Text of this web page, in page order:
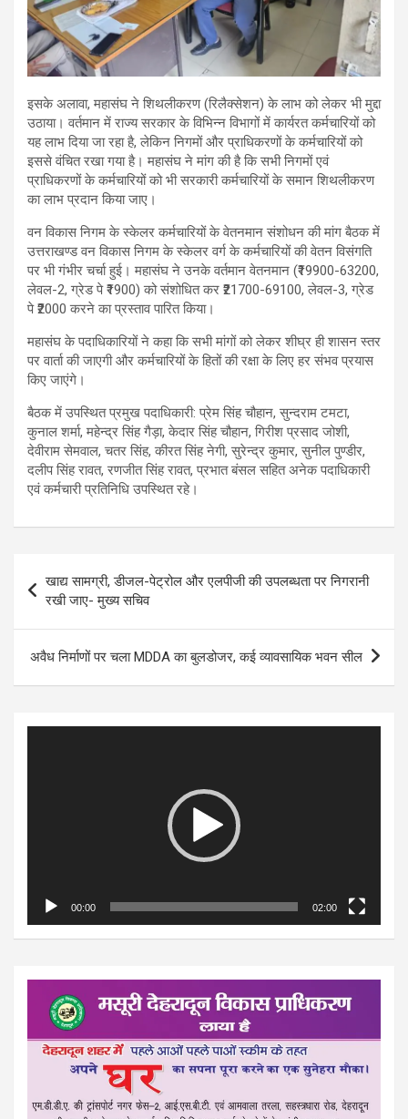
इसके अलावा, महासंघ ने शिथलीकरण (रिलैक्सेशन) के लाभ को लेकर भी मुद्दा
उठाया। वर्तमान में राज्य सरकार के विभिन्न विभागों में कार्यरत कर्मचारियों को
यह लाभ दिया जा रहा है, लेकिन निगमों और प्राधिकरणों के कर्मचारियों को
इससे वंचित रखा गया है। महासंघ ने मांग की है कि सभी निगमों एवं
प्राधिकरणों के कर्मचारियों को भी सरकारी कर्मचारियों के समान शिथलीकरण
का लाभ प्रदान किया जाए।
वन विकास निगम के स्केलर कर्मचारियों के वेतनमान संशोधन की मांग बैठक में
उत्तराखण्ड वन विकास निगम के स्केलर वर्ग के कर्मचारियों की वेतन विसंगति
पर भी गंभीर चर्चा हुई। महासंघ ने उनके वर्तमान वेतनमान (₹19900-63200,
लेवल-2, ग्रेड पे ₹1900) को संशोधित कर ₹21700-69100, लेवल-3, ग्रेड
पे ₹2000 करने का प्रस्ताव पारित किया।
महासंघ के पदाधिकारियों ने कहा कि सभी मांगों को लेकर शीघ्र ही शासन स्तर
पर वार्ता की जाएगी और कर्मचारियों के हितों की रक्षा के लिए हर संभव प्रयास
किए जाएंगे।
बैठक में उपस्थित प्रमुख पदाधिकारी: प्रेम सिंह चौहान, सुन्दराम टमटा,
कुनाल शर्मा, महेन्द्र सिंह गैड़ा, केदार सिंह चौहान, गिरीश प्रसाद जोशी,
देवीराम सेमवाल, चतर सिंह, कीरत सिंह नेगी, सुरेन्द्र कुमार, सुनील पुण्डीर,
दलीप सिंह रावत, रणजीत सिंह रावत, प्रभात बंसल सहित अनेक पदाधिकारी
एवं कर्मचारी प्रतिनिधि उपस्थित रहे।
navigation
खाद्य सामग्री, डीजल-पेट्रोल और एलपीजी की उपलब्धता पर निगरानी
रखी जाए- मुख्य सचिव
अवैध निर्माणों पर चला MDDA का बुलडोजर, कई व्यावसायिक भवन सील
00:00 02:00